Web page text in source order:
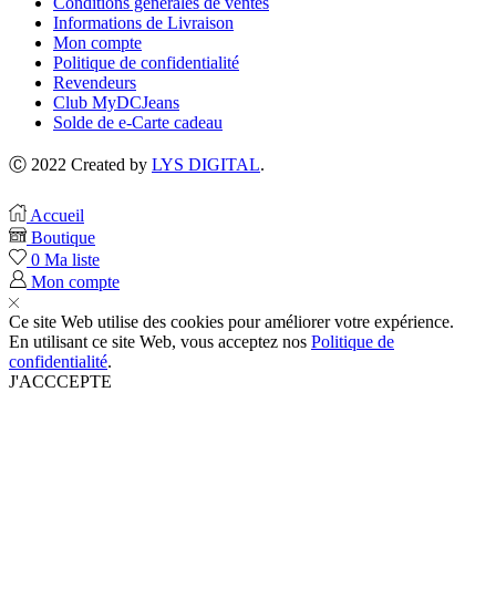
Informations de Livraison
Mon compte
Politique de confidentialité
Revendeurs
Club MyDCJeans
Solde de e-Carte cadeau
Ⓒ 2022 Created by LYS DIGITAL.
Accueil
Boutique
0 Ma liste
Mon compte
Ce site Web utilise des cookies pour améliorer votre expérience.
En utilisant ce site Web, vous acceptez nos Politique de
confidentialité.
J'ACCCEPTE